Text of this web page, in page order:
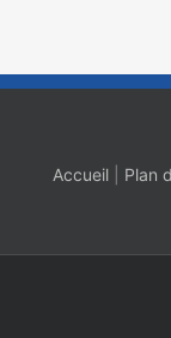
Accueil Plan